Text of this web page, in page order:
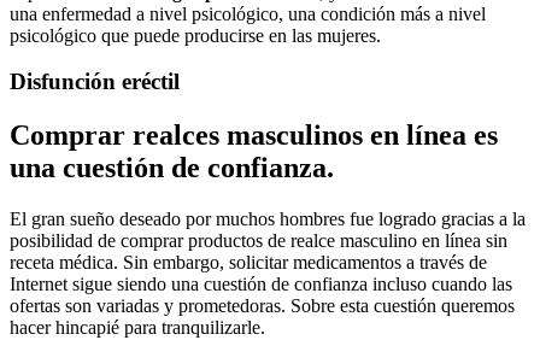
una enfermedad a nivel psicológico, una condición más a nivel
psicológico que puede producirse en las mujeres.
Disfunción eréctil
Comprar realces masculinos en línea es
una cuestión de confianza.
El gran sueño deseado por muchos hombres fue logrado gracias a la
posibilidad de comprar productos de realce masculino en línea sin
receta médica. Sin embargo, solicitar medicamentos a través de
Internet sigue siendo una cuestión de confianza incluso cuando las
ofertas son variadas y prometedoras. Sobre esta cuestión queremos
hacer hincapié para tranquilizarle.